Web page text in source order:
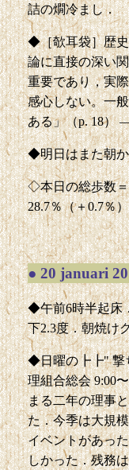
詰の燗冷まし．
◆［欹耳袋］歴
論に直接の深い
重要であり，実
感心しない。一
ある」（p. 18）
◆明日はまた朝
◇本日の総歩数
28.7％（＋0.7％）
● 20 januari
◆午前6時半起床
下2.3度．朝焼け
◆日曜の┣┣" 撃
理組合総会 9:00
まる二年の理事
た．今季は大規
イベントがあっ
しかった．残務